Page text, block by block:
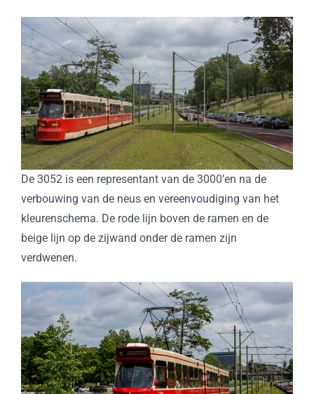
De 3052 is een representant van de 3000’en na de
verbouwing van de neus en vereenvoudiging van het
kleurenschema. De rode lijn boven de ramen en de
beige lijn op de zijwand onder de ramen zijn
verdwenen.